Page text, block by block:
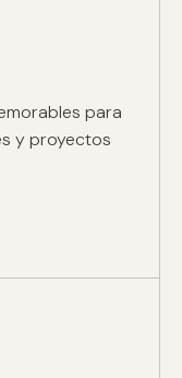
para
y proyectos